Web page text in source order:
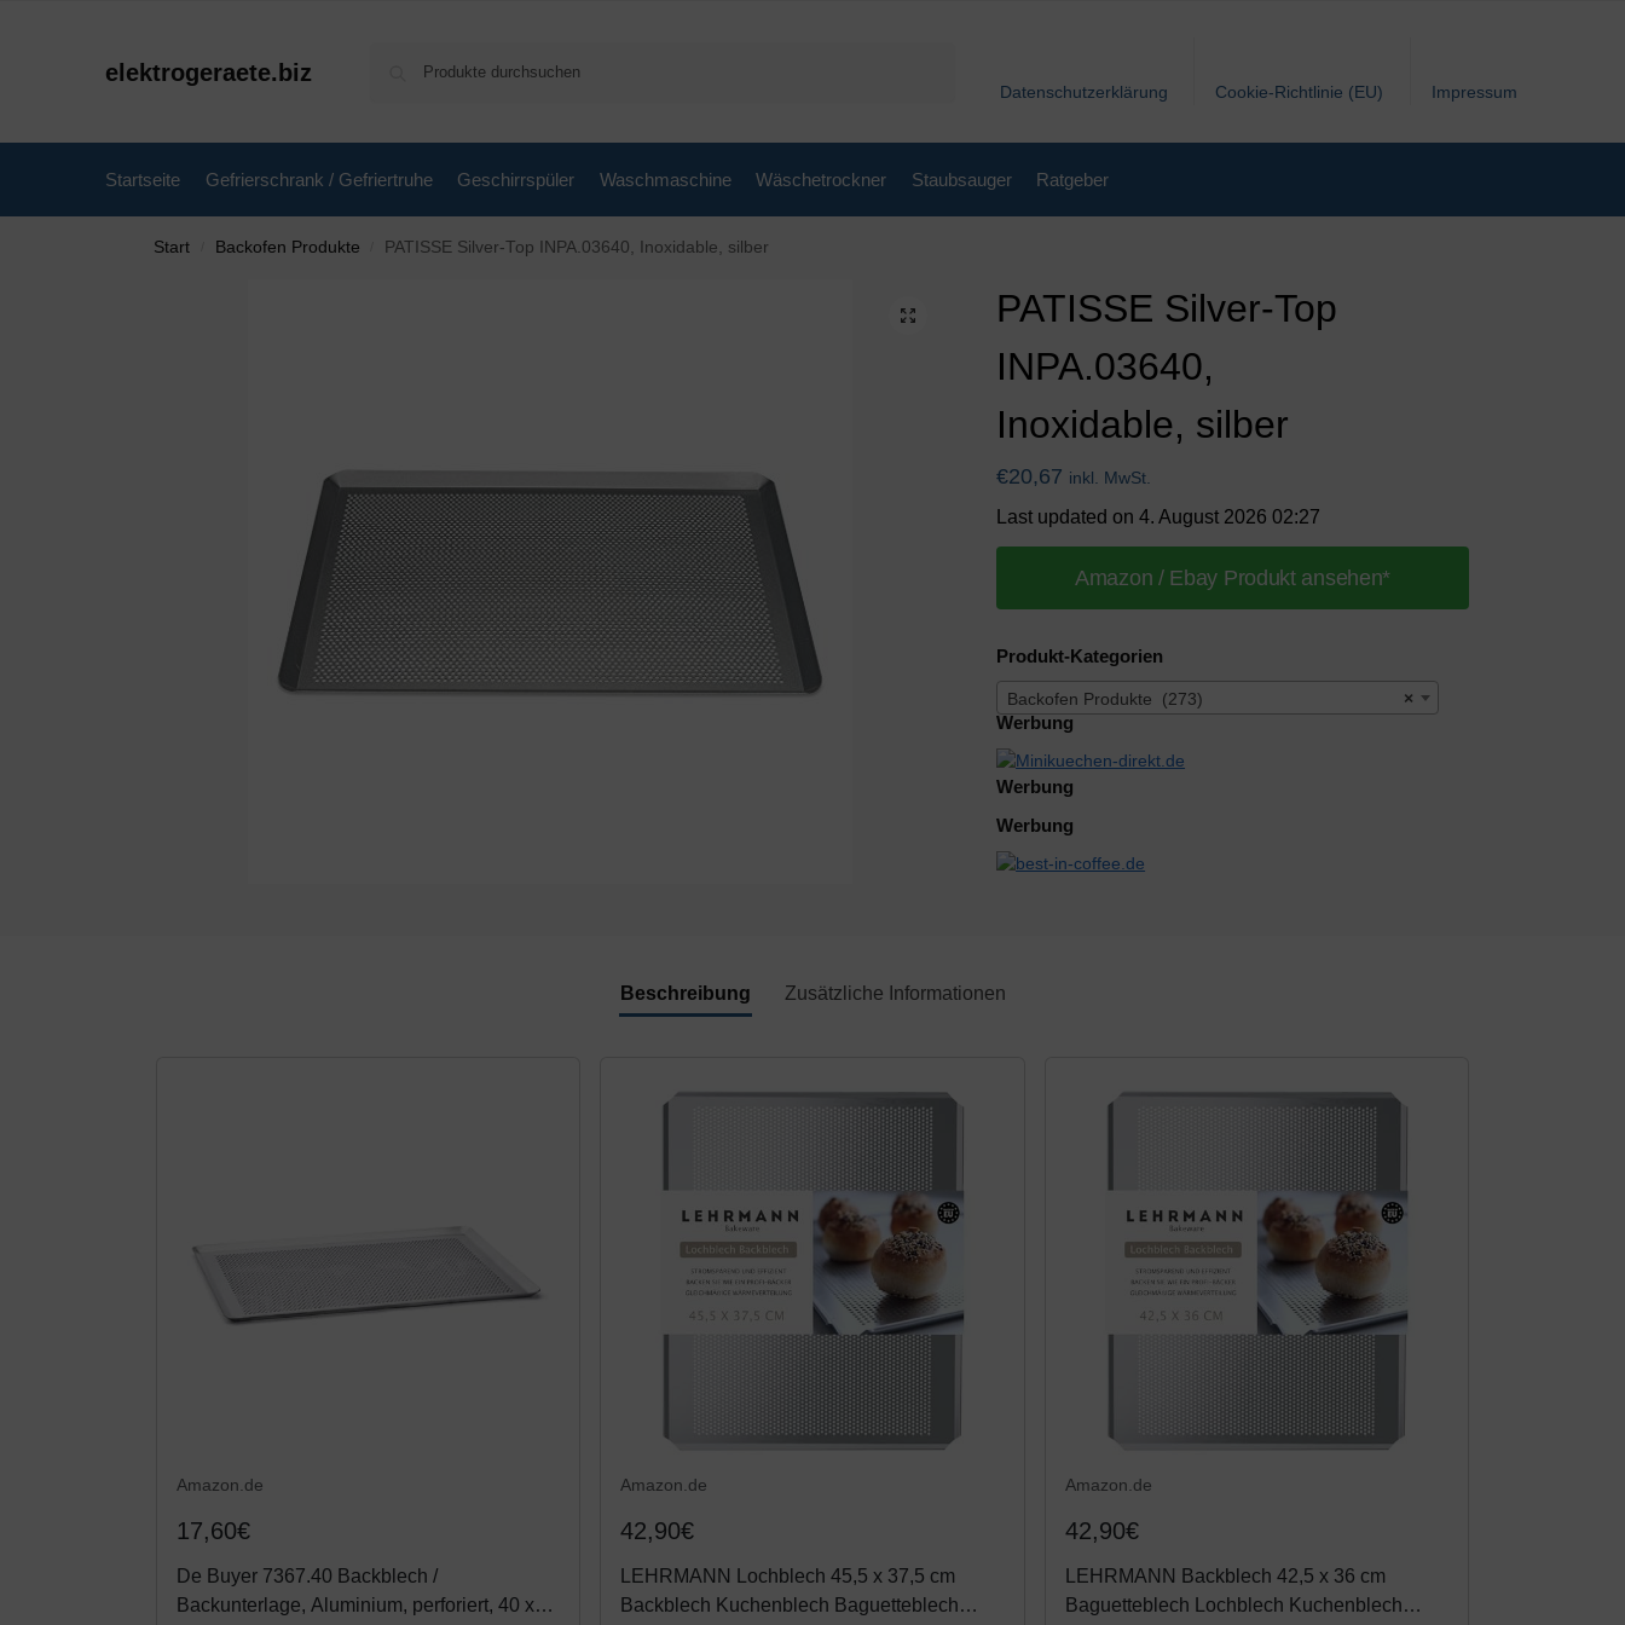
elektrogeraete.biz
Datenschutzerklärung Cookie-Richtlinie (EU) Impressum
Startseite Gefrierschrank / Gefriertruhe Geschirrspüler Waschmaschine Wäschetrockner Staubsauger Ratgeber
Start Backofen Produkte PATISSE Silver-Top INPA.03640, Inoxidable, silber
PATISSE Silver-Top
INPA.03640,
Inoxidable, silber
€20,67 inkl. MwSt.
Last updated on 4. August 2026 02:27
Amazon / Ebay Produkt ansehen*
Produkt-Kategorien
×
Backofen Produkte (273)
Werbung
Werbung
Werbung
Beschreibung Zusätzliche Informationen
Amazon.de
17,60€
De Buyer 7367.40 Backblech /
Backunterlage, Aluminium, perforiert, 40 x
Amazon.de
42,90€
LEHRMANN Lochblech 45,5 x 37,5 cm
Backblech Kuchenblech Baguetteblech
Amazon.de
42,90€
LEHRMANN Backblech 42,5 x 36 cm
Baguetteblech Lochblech Kuchenblech